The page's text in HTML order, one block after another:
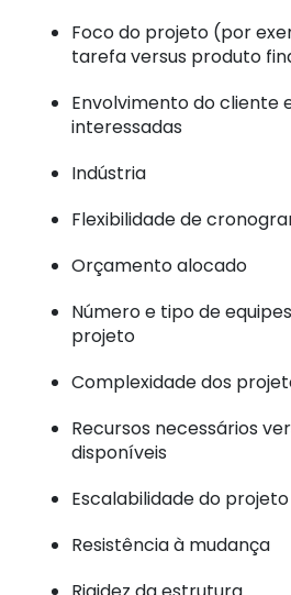
Foco do projeto (por
tarefa versus produto
Envolvimento do cliente
interessadas
Indústria
Flexibilidade de
Orçamento alocado
Número e tipo de
projeto
Complexidade dos
Recursos necessários
disponíveis
Escalabilidade do projeto
Resistência à mudança